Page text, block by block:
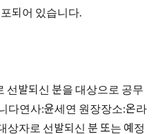
되어 있습니다.
선발되신 분을 대상으로 공무
다연사:윤세연 원장장소:온라
상자로 선발되신 분 또는 예정